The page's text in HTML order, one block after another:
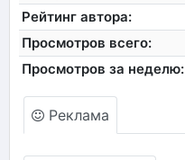
Рейтинг автора:
Просмотров всего:
Просмотров за неделю:
Реклама